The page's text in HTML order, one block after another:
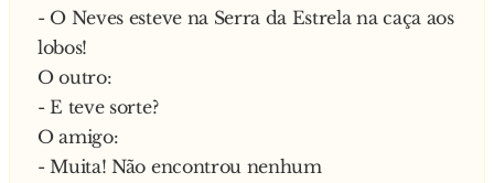
- O Neves esteve na Serra da Estrela na caça aos
lobos!
O outro:
- E teve sorte?
O amigo:
- Muita! Não encontrou nenhum